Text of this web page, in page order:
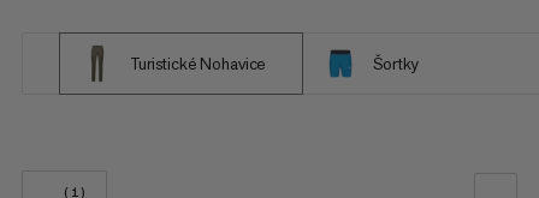
Turistické Nohavice Šortky
(1)